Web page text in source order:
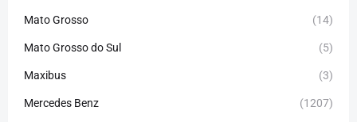
Mato Grosso (14)
Mato Grosso do Sul (5)
Maxibus (3)
Mercedes Benz (1207)